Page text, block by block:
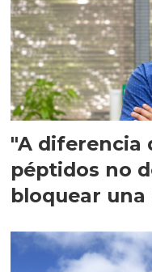
"A diferencia
péptidos no
bloquear